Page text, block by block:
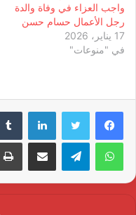
واجب العزاء في وفاة والدة
رجل الأعمال حسام حسن
17 يناير، 2026
في "منوعات"
لينكدإن
واتساب تيلقرام مشاركة عبر البريد